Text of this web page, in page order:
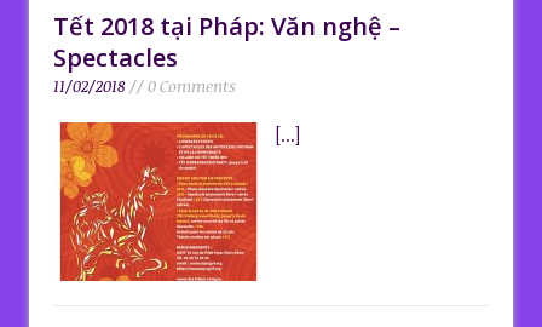
Tết 2018 tại Pháp: Văn nghệ –
Spectacles
11/02/2018 // 0 Comments
[...]